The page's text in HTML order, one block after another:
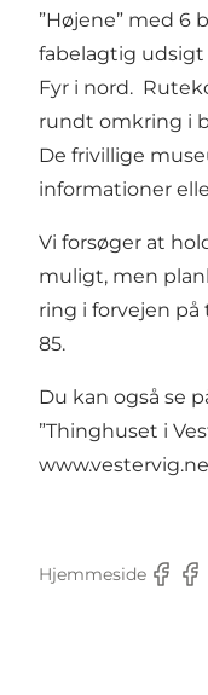
”Højene” med 6
fabelagtig udsigt
Fyr i nord.
rundt omkring i
De frivillige
informationer
Vi forsøger at
muligt, men
ring i forvejen på
85.
Du kan også se
”Thinghuset i
Hjemmeside